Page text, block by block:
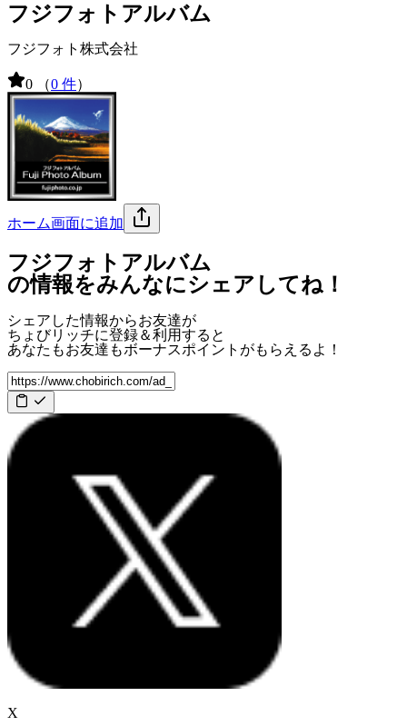
フジフォトアルバム
フジフォト株式会社
0 （0 件）
ホーム画面に追加
フジフォトアルバム
の情報をみんなにシェアしてね！
シェアした情報からお友達が
ちょびリッチに登録＆利用すると
あなたもお友達もボーナスポイント がもらえるよ！
X